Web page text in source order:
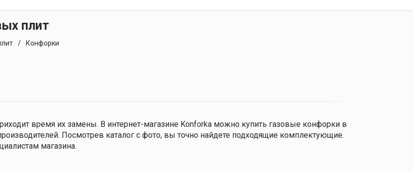
плит
Конфорки
время их замены. В интернет-магазине Konforka можно купить газовые конфорки в
Посмотрев каталог с фото, вы точно найдете подходящие комплектующие.
магазина.